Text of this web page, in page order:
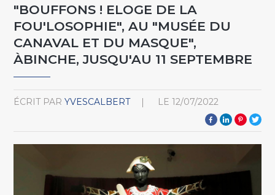
"BOUFFONS ! ELOGE DE LA
FOU'LOSOPHIE", AU "MUSÉE DU
CANAVAL ET DU MASQUE",
ÀBINCHE, JUSQU'AU 11 SEPTEMBRE
ÉCRIT PAR YVESCALBERT LE 12/07/2022